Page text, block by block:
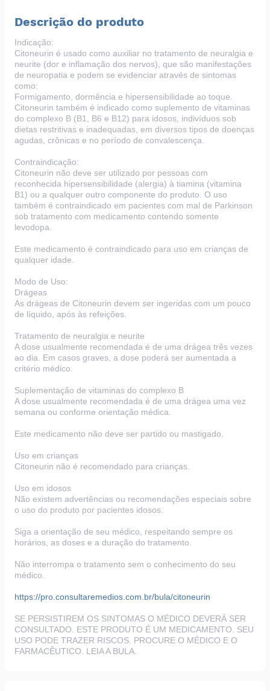
Descrição do produto
Indicação:
Citoneurin é usado como auxiliar no tratamento de neuralgia e
neurite (dor e inflamação dos nervos), que são manifestações
de neuropatia e podem se evidenciar através de sintomas
como:
Formigamento, dormência e hipersensibilidade ao toque.
Citoneurin também é indicado como suplemento de vitaminas
do complexo B (B1, B6 e B12) para idosos, indivíduos sob
dietas restritivas e inadequadas, em diversos tipos de doenças
agudas, crônicas e no período de convalescença.
Contraindicação:
Citoneurin não deve ser utilizado por pessoas com
reconhecida hipersensibilidade (alergia) à tiamina (vitamina
B1) ou a qualquer outro componente do produto. O uso
também é contraindicado em pacientes com mal de Parkinson
sob tratamento com medicamento contendo somente
levodopa.
Este medicamento é contraindicado para uso em crianças de
qualquer idade.
Modo de Uso:
Drágeas
As drágeas de Citoneurin devem ser ingeridas com um pouco
de líquido, após às refeições.
Tratamento de neuralgia e neurite
A dose usualmente recomendada é de uma drágea três vezes
ao dia. Em casos graves, a dose poderá ser aumentada a
critério médico.
Suplementação de vitaminas do complexo B
A dose usualmente recomendada é de uma drágea uma vez
semana ou conforme orientação médica.
Este medicamento não deve ser partido ou mastigado.
Uso em crianças
Citoneurin não é recomendado para crianças.
Uso em idosos
Não existem advertências ou recomendações especiais sobre
o uso do produto por pacientes idosos.
Siga a orientação de seu médico, respeitando sempre os
horários, as doses e a duração do tratamento.
Não interrompa o tratamento sem o conhecimento do seu
médico.
https://pro.consultaremedios.com.br/bula/citoneurin
SE PERSISTIREM OS SINTOMAS O MÉDICO DEVERÁ SER
CONSULTADO. ESTE PRODUTO É UM MEDICAMENTO. SEU
USO PODE TRAZER RISCOS. PROCURE O MÉDICO E O
FARMACÊUTICO. LEIA A BULA.